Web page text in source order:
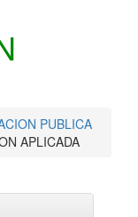
PUBLICA
APLICADA